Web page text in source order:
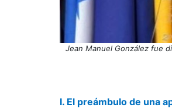
Jean Manuel González fue
I. El preámbulo de una